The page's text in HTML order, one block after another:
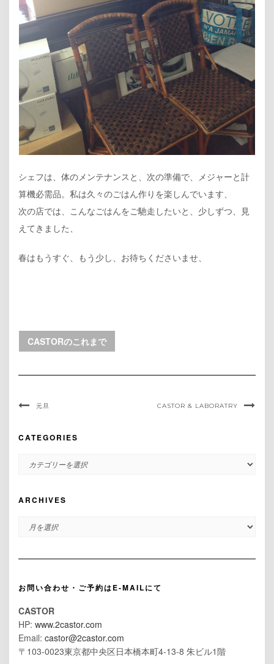
シェフは、体のメンテナンスと、次の準備で、メジャーと計
算機必需品。私は久々のごはん作りを楽しんでいます、
次の店では、こんなごはんをご馳走したいと、少しずつ、見
えてきました、
春はもうすぐ、もう少し、お待ちくださいませ、
CASTORのこれまで
元旦 CASTOR & LABORATRY
CATEGORIES
CATEGORIES
ARCHIVES
ARCHIVES
お問い合わせ・ご予約はE-MAILにて
CASTOR
HP: www.2castor.com
Email: castor@2castor.com
〒103-0023東京都中央区日本橋本町4-13-8 朱ビル1階